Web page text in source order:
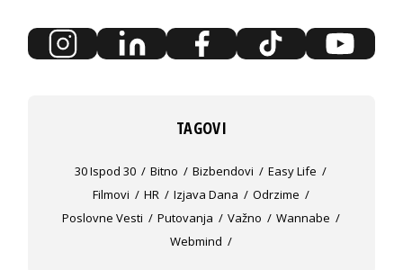
TAGOVI
30 Ispod 30 Bitno Bizbendovi
Easy Life
Filmovi
HR Izjava Dana
Odrzime
Poslovne Vesti
Putovanja Važno
Wannabe
Webmind